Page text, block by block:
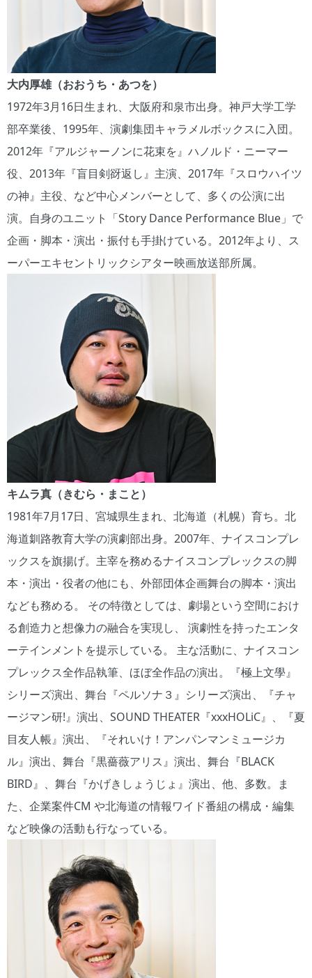
大内厚雄（おおうち・あつを）
1972年3月16日生まれ、大阪府和泉市出身。神戸大学工学
部卒業後、1995年、演劇集団キャラメルボックスに入団。
2012年『アルジャーノンに花束を』ハノルド・ニーマー
役、2013年『盲目剣谺返し』主演、2017年『スロウハイツ
の神』主役、など中心メンバーとして、多くの公演に出
演。自身のユニット「Story Dance Performance Blue」で
企画・脚本・演出・振付も手掛けている。2012年より、ス
ーパーエキセントリックシアター映画放送部所属。
キムラ真（きむら・まこと）
1981年7月17日、宮城県生まれ、北海道（札幌）育ち。北
海道釧路教育大学の演劇部出身。2007年、ナイスコンプレ
ックスを旗揚げ。主宰を務めるナイスコンプレックスの脚
本・演出・役者の他にも、外部団体企画舞台の脚本・演出
なども務める。 その特徴としては、劇場という空間におけ
る創造力と想像力の融合を実現し、 演劇性を持ったエンタ
ーテインメントを提示している。 主な活動に、ナイスコン
プレックス全作品執筆、ほぼ全作品の演出。『極上⽂學』
シリーズ演出、舞台『ペルソナ３』シリーズ演出、『チャ
ージマン研!』演出、SOUND THEATER『xxxHOLiC』、『夏
目友人帳』演出、『それいけ！アンパンマンミュージカ
ル』演出、舞台『黒薔薇アリス』演出、舞台『BLACK
BIRD』、舞台『かげきしょうじょ』演出、他、多数。ま
た、企業案件CM や北海道の情報ワイド番組の構成・編集
など映像の活動も行なっている。